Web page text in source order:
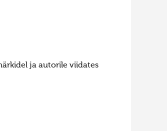
ja autorile viidates